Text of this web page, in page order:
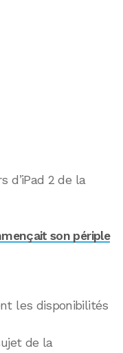
d’iPad 2 de la
son périple
les disponibilités
de la